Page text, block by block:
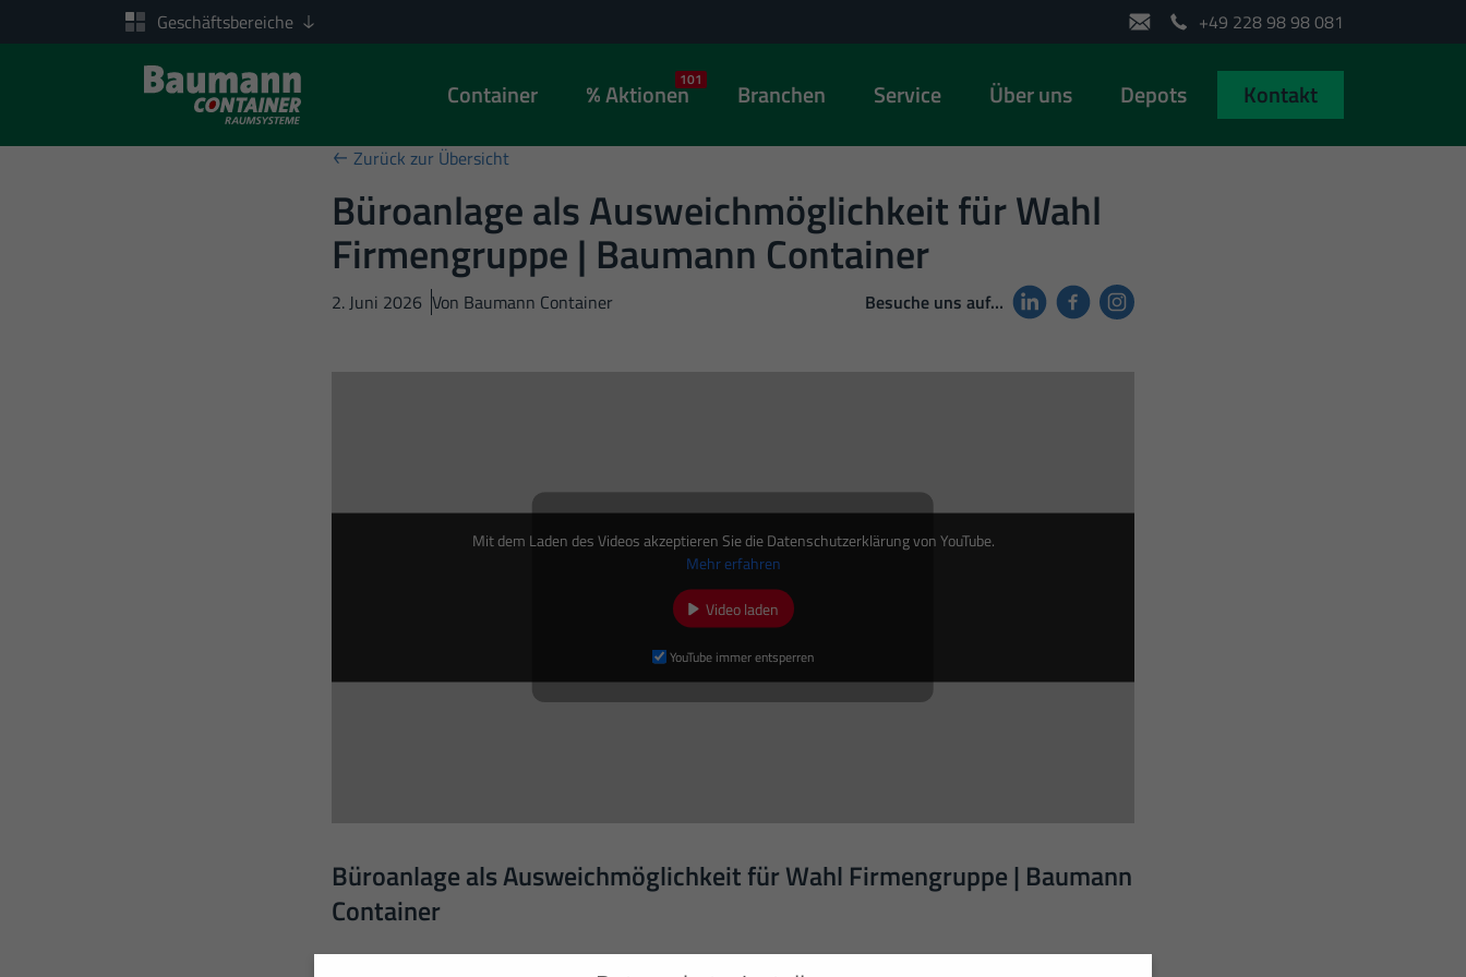
Zum Inhalt springen
Geschäftsbereiche +49 228 98 98 081
Container Aktionen101 Branchen Service Über uns Depots Kontakt
Zurück zur Übersicht
Büroanlage als Ausweichmöglichkeit für Wahl
Firmengruppe | Baumann Container
2. Juni 2026 Von Baumann Container Besuche uns auf…
Mit dem Laden des Videos akzeptieren Sie die Datenschutzerklärung von YouTube.
Mehr erfahren
Video laden
YouTube immer entsperren
Büroanlage als Ausweichmöglichkeit für Wahl Firmengruppe | Baumann
Container
Entdecken Sie in unserem neuesten Video, wie wir für die Firma Wahl in Remagen eine eindrucksvolle